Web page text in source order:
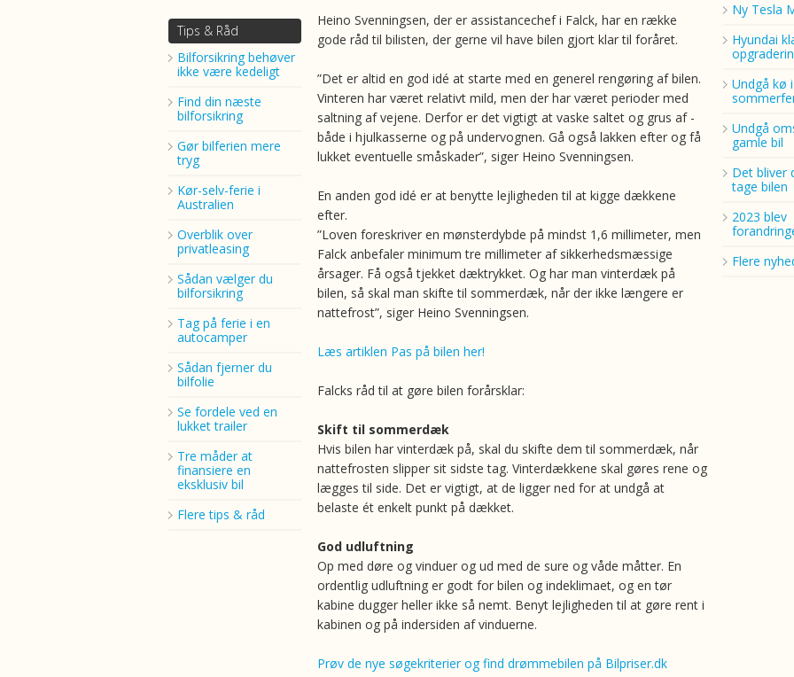
Tips & Råd
Bilforsikring behøver
ikke være kedeligt
Find din næste
bilforsikring
Gør bilferien mere
tryg
Kør-selv-ferie i
Australien
Overblik over
privatleasing
Sådan vælger du
bilforsikring
Tag på ferie i en
autocamper
Sådan fjerner du
bilfolie
Se fordele ved en
lukket trailer
Tre måder at
finansiere en
eksklusiv bil
Flere tips & råd
Heino Svenningsen, der er assistancechef i Falck, har en række
gode råd til bilisten, der gerne vil have bilen gjort klar til foråret.
”Det er altid en god idé at starte med en generel rengøring af bilen.
Vinteren har været relativt mild, men der har været perioder med
saltning af vejene. Derfor er det vigtigt at vaske saltet og grus af -
både i hjulkasserne og på undervognen. Gå også lakken efter og få
lukket eventuelle småskader”, siger Heino Svenningsen.
En anden god idé er at benytte lejligheden til at kigge dækkene
efter.
”Loven foreskriver en mønsterdybde på mindst 1,6 millimeter, men
Falck anbefaler minimum tre millimeter af sikkerhedsmæssige
årsager. Få også tjekket dæktrykket. Og har man vinterdæk på
bilen, så skal man skifte til sommerdæk, når der ikke længere er
nattefrost”, siger Heino Svenningsen.
Læs artiklen Pas på bilen her!
Falcks råd til at gøre bilen forårsklar:
Skift til sommerdæk
Hvis bilen har vinterdæk på, skal du skifte dem til sommerdæk, når
nattefrosten slipper sit sidste tag. Vinterdækkene skal gøres rene og
lægges til side. Det er vigtigt, at de ligger ned for at undgå at
belaste ét enkelt punkt på dækket.
God udluftning
Op med døre og vinduer og ud med de sure og våde måtter. En
ordentlig udluftning er godt for bilen og indeklimaet, og en tør
kabine dugger heller ikke så nemt. Benyt lejligheden til at gøre rent i
kabinen og på indersiden af vinduerne.
Prøv de nye søgekriterier og find drømmebilen på Bilpriser.dk
Ny Tesla
Hyundai
Undgå kø i
Undgå
gamle bil
Det bliver
tage bilen
2023 blev
Flere